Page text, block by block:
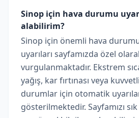
Sinop için hava durumu
alabilirim?
Sinop için önemli hava
uyarıları sayfamızda özel
vurgulanmaktadır. Ekstrem
yağış, kar fırtınası veya
durumlar için otomatik
gösterilmektedir. Sayfamızı